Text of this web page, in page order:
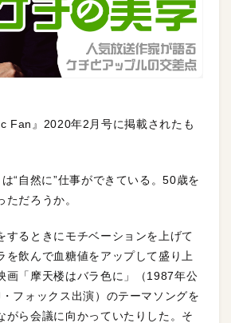
Fan』2020年2月号に掲載されたも
“自然に”仕事ができている。50歳を
ただろうか。
するときにモチベーションを上げて
を飲んで血糖値をアップして盛り上
画「摩天楼はバラ色に」（1987年公
フォックス出演）のテーマソングを
がら会議に向かっていたりした。そ